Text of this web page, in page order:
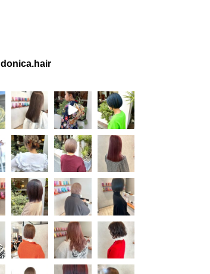
donica.hair